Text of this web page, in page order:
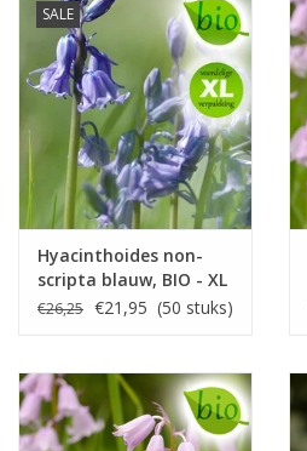
SALE
Hyacinthoides non-
scripta blauw, BIO - XL
voordeelverpakking
€26,25 €21,95 (50 stuks)